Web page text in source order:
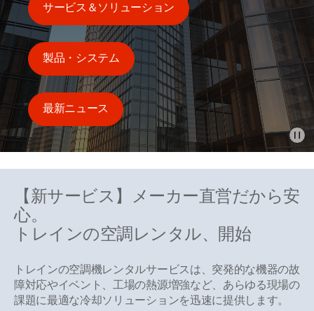
一
サービス＆ソリューション
製品・システム
最新ニュース
【新サービス】メーカー直営だから安
心。
トレインの空調レンタル、開始
トレインの空調機レンタルサービスは、突発的な機器の故
障対応やイベント、工場の熱源増強など、あらゆる現場の
課題に最適な冷却ソリューションを迅速に提供します。